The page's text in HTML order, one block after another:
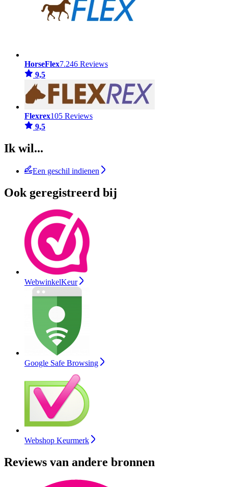
HorseFlex7.246 Reviews
9,5
Flexrex105 Reviews
9,5
Ik wil...
Een geschil indienen
Ook geregistreerd bij
WebwinkelKeur
Google Safe Browsing
Webshop Keurmerk
Reviews van andere bronnen